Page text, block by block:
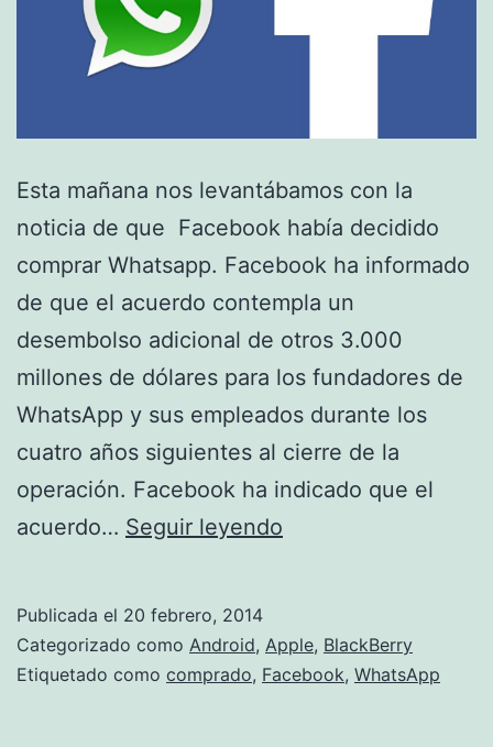
Esta mañana nos levantábamos con la
noticia de que Facebook había decidido
comprar Whatsapp. Facebook ha informado
de que el acuerdo contempla un
desembolso adicional de otros 3.000
millones de dólares para los fundadores de
WhatsApp y sus empleados durante los
cuatro años siguientes al cierre de la
operación. Facebook ha indicado que el
acuerdo… Seguir leyendo
Whatsapp
por
Publicada el 20 febrero, 2014
Categorizado como Android, Apple, BlackBerry
Etiquetado como comprado, Facebook, WhatsApp